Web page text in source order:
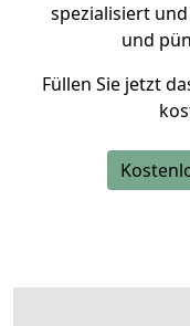
spezialisiert
und
Füllen Sie jetzt